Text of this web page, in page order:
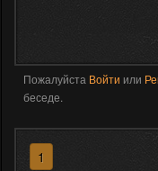
Пожалуйста Войти или
беседе.
1